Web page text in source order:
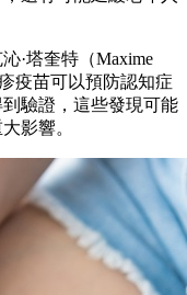
·塔奎特（Maxime
疫苗可以預防認知症
驗證，這些發現可能
影響。